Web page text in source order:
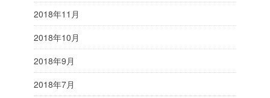
2018年11月
2018年10月
2018年9月
2018年7月